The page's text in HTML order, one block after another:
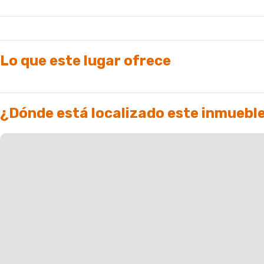
Lo que este lugar ofrece
¿Dónde está localizado este